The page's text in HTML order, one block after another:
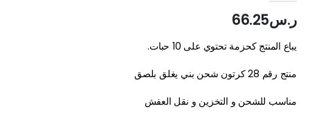
ر.س66.25
يباع المنتج كحزمة تحتوي على 10 حبات.
منتج رقم 28 كرتون شحن بني يغلق بلصق
مناسب للشحن و التخزين و نقل العفش